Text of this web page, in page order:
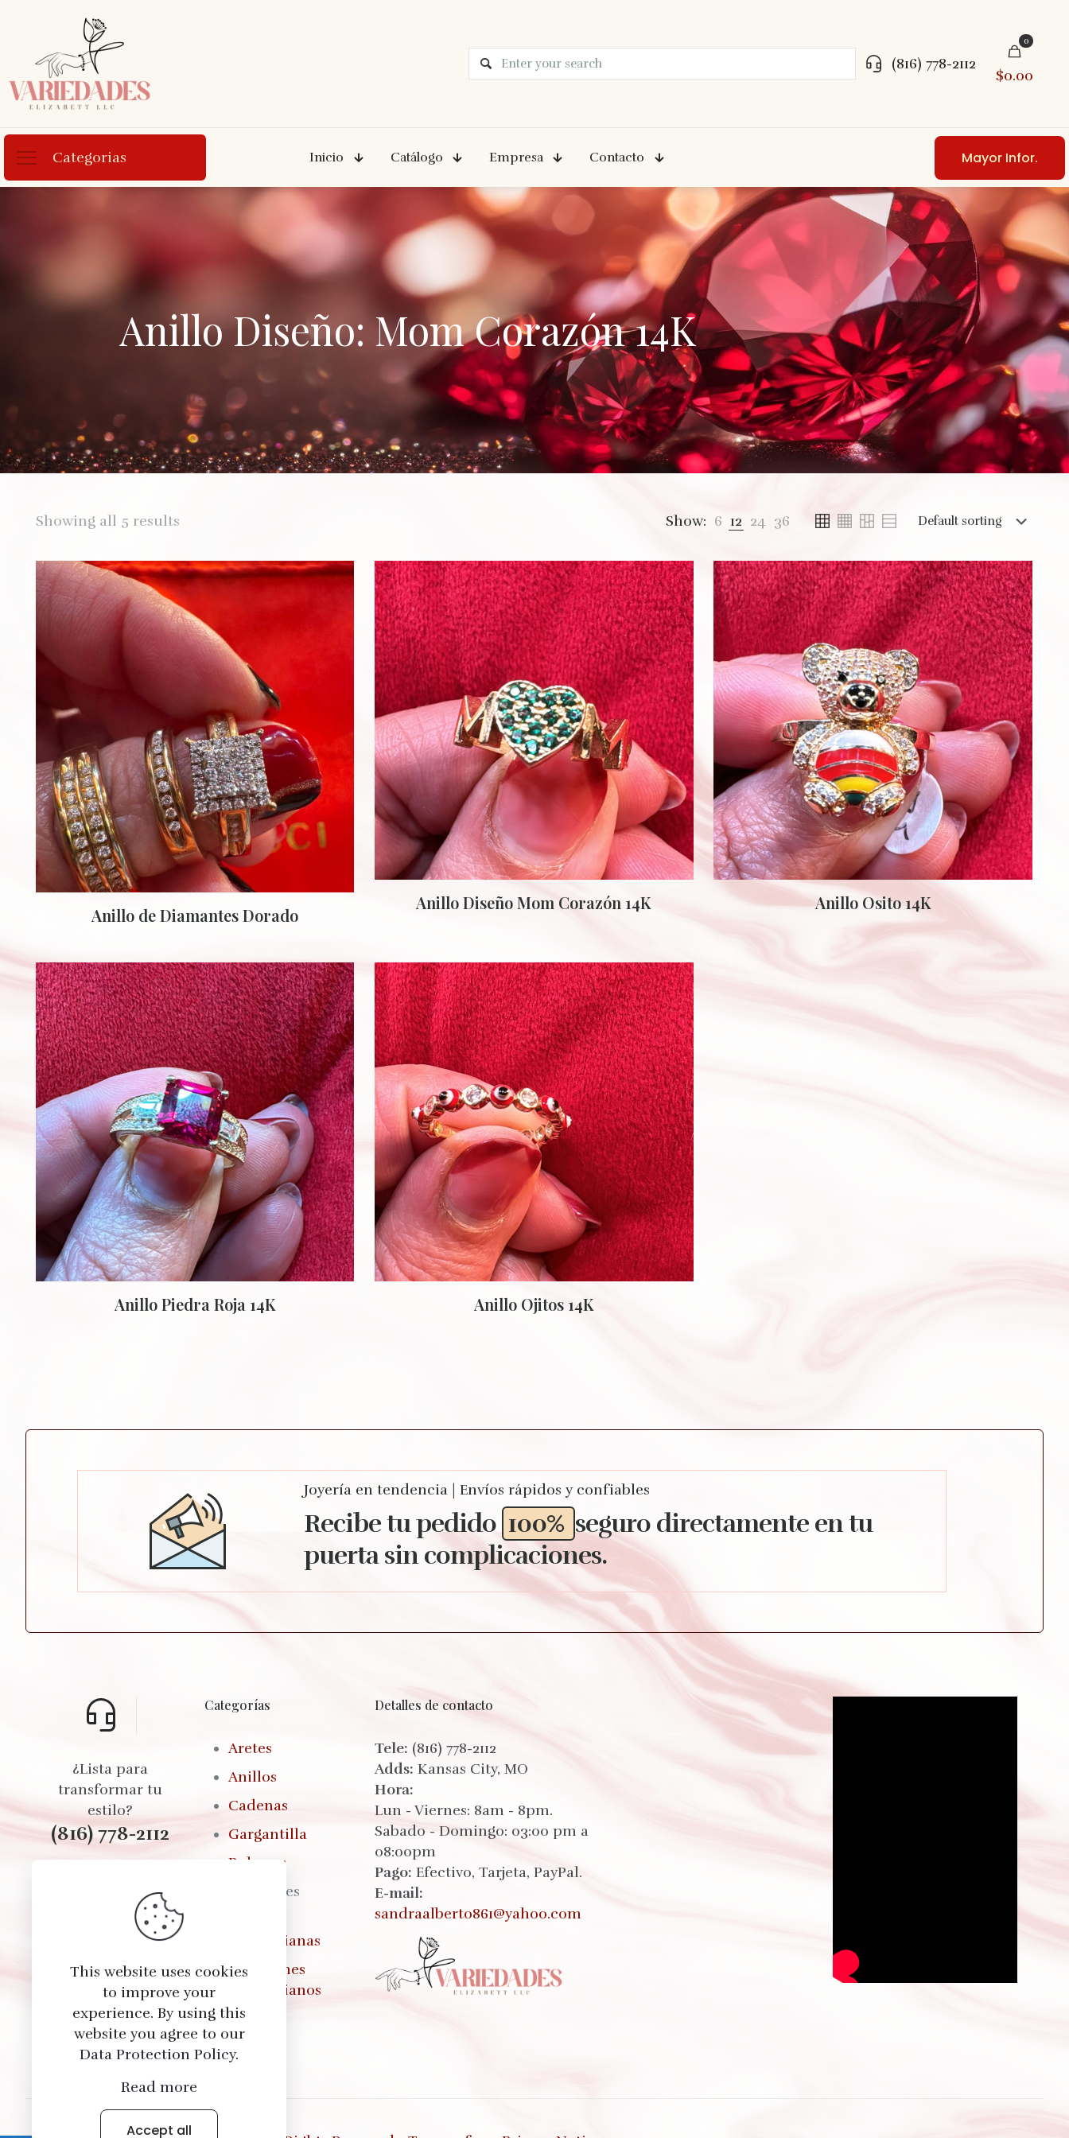
(816) 778-2112
0
$0.00
Categorias Inicio Catálogo Empresa Contacto Mayor Infor.
Anillo Diseño: Mom Corazón 14K
Showing all 5 results Show: 6 12 24 36
Anillo de Diamantes Dorado
Anillo Diseño Mom Corazón 14K Anillo Osito 14K
Anillo Piedra Roja 14K Anillo Ojitos 14K
Recibe tu pedido 100% seguro directamente en tu
puerta sin complicaciones.
Joyería en tendencia | Envíos rápidos y confiables
(816) 778-2112
¿Lista para
transformar tu
estilo?
Seleccionamos cada
ofrecerte calidad,
confianza en cada
compra.
Categorías
Aretes
Anillos
Cadenas
Gargantilla
Pulseras
Brazaletes
Colombianas
Pantalones
Colombianos
Detalles de contacto
Tele: (816) 778-2112
Adds: Kansas City, MO
Hora:
Lun - Viernes: 8am - 8pm.
Sabado - Domingo: 03:00 pm a
08:00pm
Pago: Efectivo, Tarjeta, PayPal.
E-mail:
sandraalberto861@yahoo.com
This website uses cookies
to improve your
experience. By using this
website you agree to our
Data Protection Policy.
Read more
Accept all